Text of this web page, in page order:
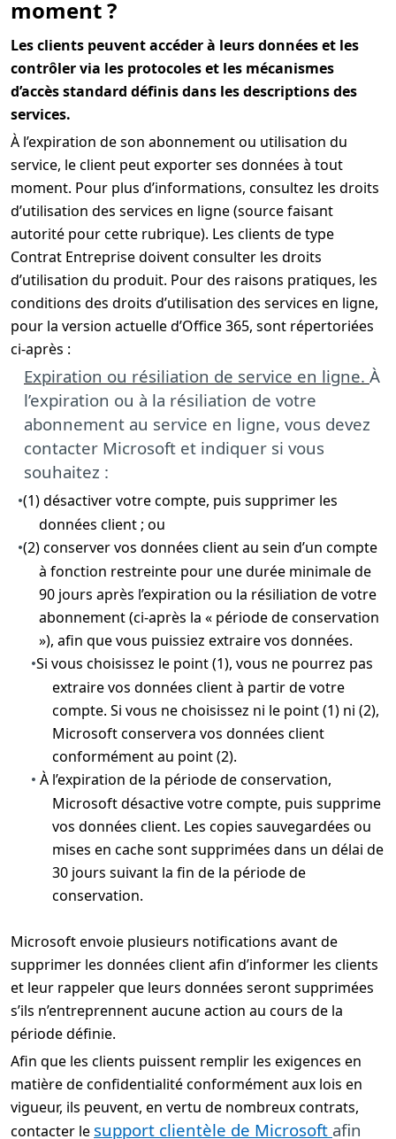
moment ?
Les clients peuvent accéder à leurs données et les
contrôler via les protocoles et les mécanismes
d’accès standard définis dans les descriptions des
services.
À l’expiration de son abonnement ou utilisation du
service, le client peut exporter ses données à tout
moment. Pour plus d’informations, consultez les droits
d’utilisation des services en ligne (source faisant
autorité pour cette rubrique). Les clients de type
Contrat Entreprise doivent consulter les droits
d’utilisation du produit. Pour des raisons pratiques, les
conditions des droits d’utilisation des services en ligne,
pour la version actuelle d’Office 365, sont répertoriées
ci-après :
Expiration ou résiliation de service en ligne. À
l’expiration ou à la résiliation de votre
abonnement au service en ligne, vous devez
contacter Microsoft et indiquer si vous
souhaitez :
•(1) désactiver votre compte, puis supprimer les
données client ; ou
•(2) conserver vos données client au sein d’un compte
à fonction restreinte pour une durée minimale de
90 jours après l’expiration ou la résiliation de votre
abonnement (ci-après la « période de conservation
»), afin que vous puissiez extraire vos données.
•Si vous choisissez le point (1), vous ne pourrez pas
extraire vos données client à partir de votre
compte. Si vous ne choisissez ni le point (1) ni (2),
Microsoft conservera vos données client
conformément au point (2).
• À l’expiration de la période de conservation,
Microsoft désactive votre compte, puis supprime
vos données client. Les copies sauvegardées ou
mises en cache sont supprimées dans un délai de
30 jours suivant la fin de la période de
conservation.
Microsoft envoie plusieurs notifications avant de
supprimer les données client afin d’informer les clients
et leur rappeler que leurs données seront supprimées
s’ils n’entreprennent aucune action au cours de la
période définie.
Afin que les clients puissent remplir les exigences en
matière de confidentialité conformément aux lois en
vigueur, ils peuvent, en vertu de nombreux contrats,
contacter le support clientèle de Microsoft afin